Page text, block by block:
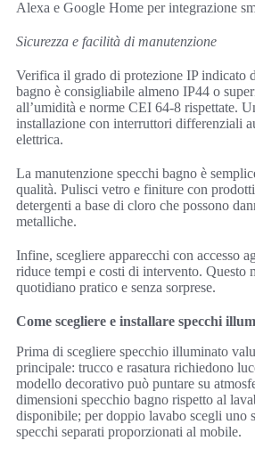
Alexa e Google Home per integrazione
Sicurezza e facilità di manutenzione
Verifica il grado di protezione IP indicato
bagno è consigliabile almeno IP44 o
all’umidità e norme CEI 64-8 rispettate.
installazione con interruttori differenziali
elettrica.
La manutenzione specchi bagno è
qualità. Pulisci vetro e finiture con
detergenti a base di cloro che possono
metalliche.
Infine, scegliere apparecchi con accesso
riduce tempi e costi di intervento. Questo
quotidiano pratico e senza sorprese.
Come scegliere e installare specchi
Prima di scegliere specchio illuminato
principale: trucco e rasatura richiedono
modello decorativo può puntare su
dimensioni specchio bagno rispetto al
disponibile; per doppio lavabo scegli uno
specchi separati proporzionati al mobile.